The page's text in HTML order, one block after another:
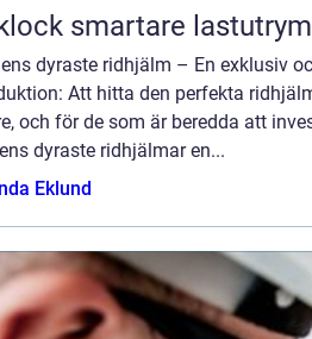
Flaklock smartare
dyraste ridhjälm – En exklusiv
Att hitta den perfekta
och för de som är beredda att
dyraste ridhjälmar en...
Eklund